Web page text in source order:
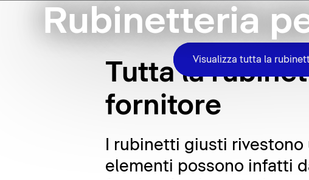
Rubinetteria
Visualizza tutta la
Tutta la
fornitore
I rubinetti giusti
elementi possono infatti